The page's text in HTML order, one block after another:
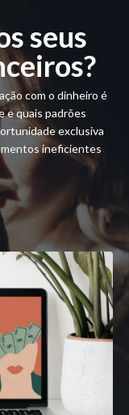
seus
com o dinheiro é
e quais padrões
exclusiva
ineficientes